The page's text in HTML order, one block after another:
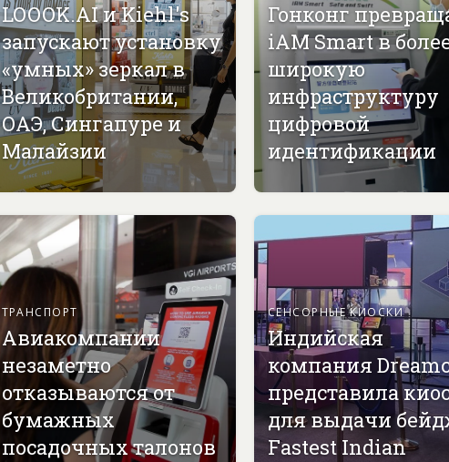
LOOOK.AI и Kiehl's
запускают установку
«умных» зеркал в
Великобритании,
ОАЭ, Сингапуре и
Малайзии
Гонконг
iAM Smart в
широкую
инфраструктуру
цифровой
идентификации
ТРАНСПОРТ
Авиакомпании
незаметно
отказываются от
бумажных
посадочных талонов
СЕНСОРНЫЕ КИОСКИ
Индийская
компания
представила
для выдачи
Fastest Indian